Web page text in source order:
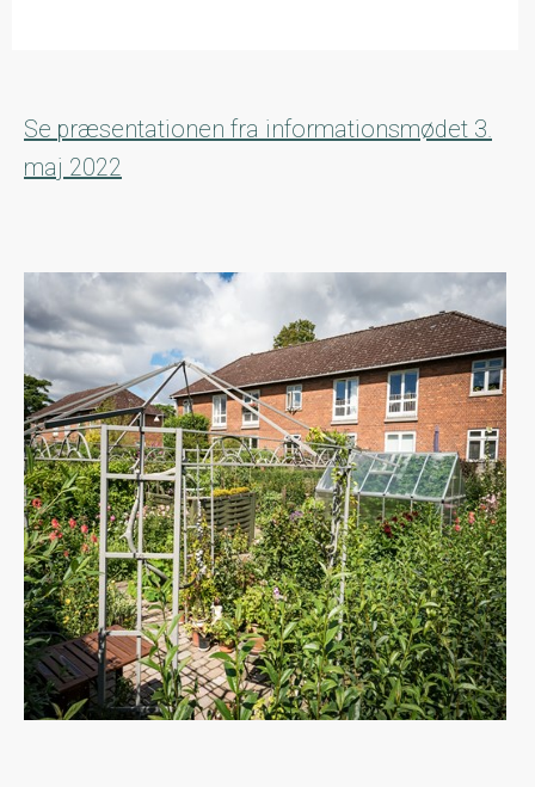
Se præsentationen fra informationsmødet 3.
maj 2022